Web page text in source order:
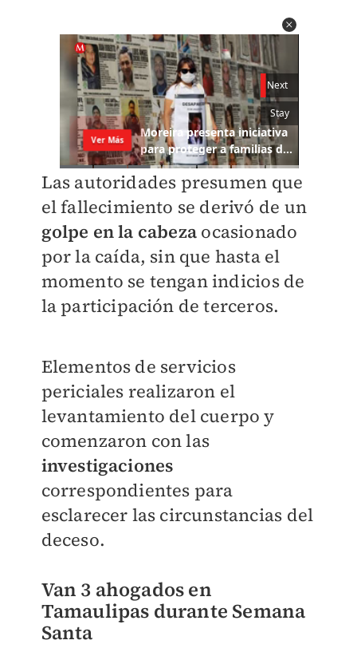
Las autoridades presumen que
el fallecimiento se derivó de un
golpe en la cabeza ocasionado
por la caída, sin que hasta el
momento se tengan indicios de
la participación de terceros.
Elementos de servicios
periciales realizaron el
levantamiento del cuerpo y
comenzaron con las
investigaciones
correspondientes para
esclarecer las circunstancias del
deceso.
Van 3 ahogados en
Tamaulipas durante Semana
Santa